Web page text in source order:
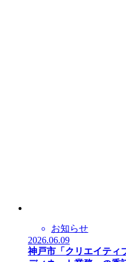
お知らせ
2026.06.09
神戸市「クリエイティ